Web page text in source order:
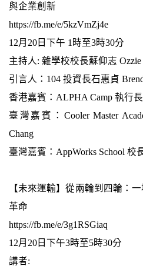
與企業創新
https://fb.me/e/5kzVmZj4e
12月20日下午 1時至3時30分
主持人: 雜學校校長蘇仰志 Ozzie
引言人：104 投資長石惠貞
香港嘉賓：ALPHA Camp 執行
臺灣嘉賓：Cooler Master
Chang
臺灣嘉賓：AppWorks School 校
【未來運輸】從兩輪到四輪：
革命
https://fb.me/e/3g1RSGiaq
12月20日下午3時至5時30分
講者: